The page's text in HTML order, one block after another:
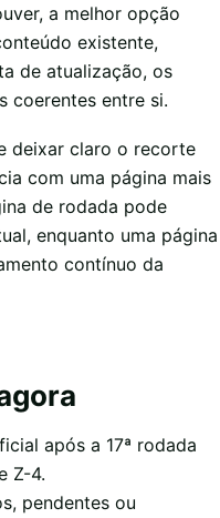
a melhor opção
existente,
de atualização, os
coerentes entre si.
deixar claro o recorte
com uma página mais
de rodada pode
enquanto uma página
contínuo da
após a 17ª rodada
Z-4.
pendentes ou